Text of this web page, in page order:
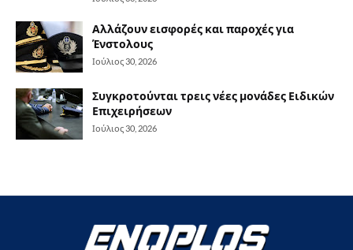
Αλλάζουν εισφορές και παροχές για
Ένστολους
Ιούλιος 30, 2026
Συγκροτούνται τρεις νέες μονάδες Ειδικών
Επιχειρήσεων
Ιούλιος 30, 2026